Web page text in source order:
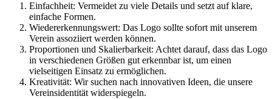
Einfachheit: Vermeidet zu viele Details und setzt auf klare,
einfache Formen.
Wiedererkennungswert: Das Logo sollte sofort mit unserem
Verein assoziiert werden können.
Proportionen und Skalierbarkeit: Achtet darauf, dass das Logo
in verschiedenen Größen gut erkennbar ist, um einen
vielseitigen Einsatz zu ermöglichen.
Kreativität: Wir suchen nach innovativen Ideen, die unsere
Vereinsidentität widerspiegeln.